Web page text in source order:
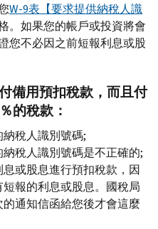
W-9表【要求提供納稅人識
。如果您的帳戶或投資將會
您不必因之前短報利息或股
備用預扣稅款，而且付
的稅款：
稅人識別號碼;
稅人識別號碼是不正確的;
或股息進行預扣稅款，因
報的利息或股息。國稅局
通知信函給您後才會這麼